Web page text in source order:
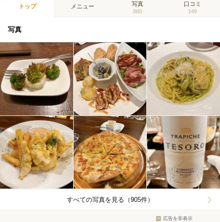
トップ メニュー 写真
880
口コミ
149
写真
すべての写真を見る（905件）
広告を非表示